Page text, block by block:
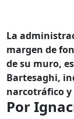
La
margen de
de su muro,
Bartesaghi,
narcotráfico
Por